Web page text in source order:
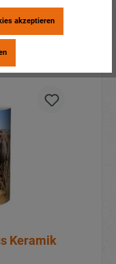
Keramik
akzeptieren